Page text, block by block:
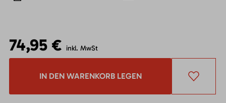
74,95 € inkl. MwSt
IN DEN WARENKORB LEGEN